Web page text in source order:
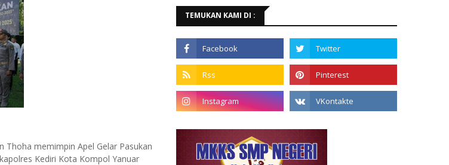
Thoha memimpin Apel Gelar Pasukan
Kediri Kota Kompol Yanuar
TEMUKAN KAMI DI :